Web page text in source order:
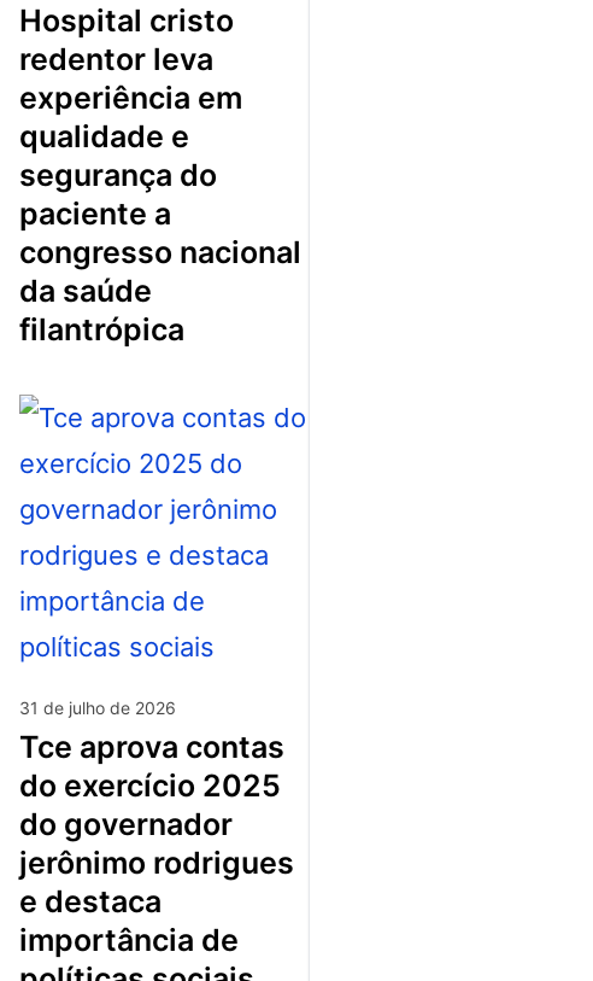
hospital cristo
redentor leva
experiência em
qualidade e
segurança do
paciente a
congresso nacional
da saúde
filantrópica
31 de julho de 2026
tce aprova contas
do exercício 2025
do governador
jerônimo rodrigues
e destaca
importância de